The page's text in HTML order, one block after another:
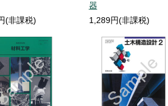
(非課税)
器
1,289円(非課税)